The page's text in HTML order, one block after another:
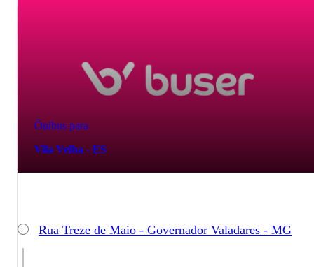
Ônibus para
Vila Velha - ES
Rua Treze de Maio - Governador Valadares - MG